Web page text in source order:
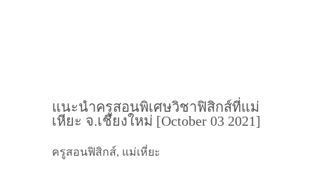
แนะนำครูสอนพิเศษวิชาฟิสิกส์ที่แม่
เหียะ จ.เชียงใหม่ [October 03 2021]
ครูสอนฟิสิกส์, แม่เหี่ยะ